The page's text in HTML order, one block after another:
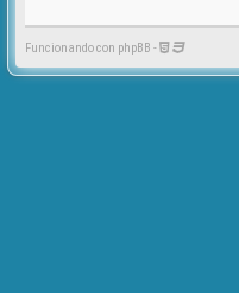
Funcionando con phpBB -